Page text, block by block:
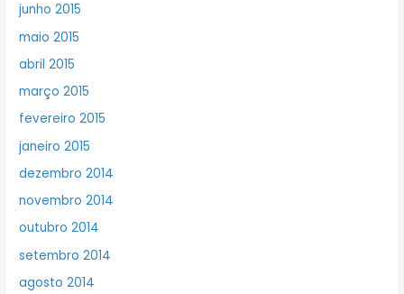
junho 2015
maio 2015
abril 2015
março 2015
fevereiro 2015
janeiro 2015
dezembro 2014
novembro 2014
outubro 2014
setembro 2014
agosto 2014